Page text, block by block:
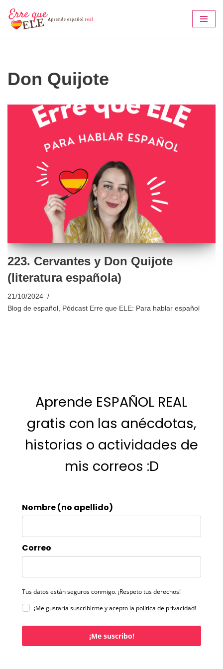
Saltar
Don Quijote
223. Cervantes y Don Quijote
(literatura española)
21/10/2024
Blog de español , Pódcast Erre que ELE: Para hablar español
Aprende ESPAÑOL REAL
gratis con las anécdotas,
historias o actividades de
mis correos :D
Nombre (no apellido)
Correo
Tus datos están seguros conmigo. ¡Respeto tus derechos!
¡Me gustaría suscribirme y acepto la política de privacidad!
¡Me suscribo!